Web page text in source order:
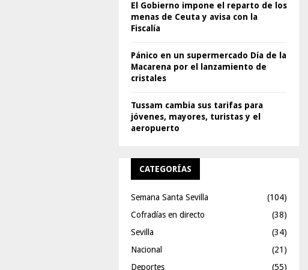
El Gobierno impone el reparto de los
menas de Ceuta y avisa con la
Fiscalía
Pánico en un supermercado Día de la
Macarena por el lanzamiento de
cristales
Tussam cambia sus tarifas para
jóvenes, mayores, turistas y el
aeropuerto
CATEGORÍAS
Semana Santa Sevilla
(104)
Cofradías en directo
(38)
Sevilla
(34)
Nacional
(21)
Deportes
(55)